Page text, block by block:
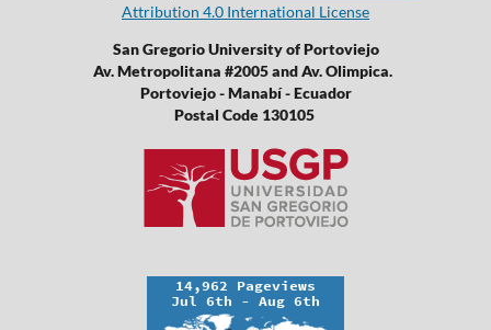
Attribution 4.0 International License
San Gregorio University of Portoviejo
Av. Metropolitana #2005 and Av. Olimpica.
Portoviejo - Manabí - Ecuador
Postal Code 130105